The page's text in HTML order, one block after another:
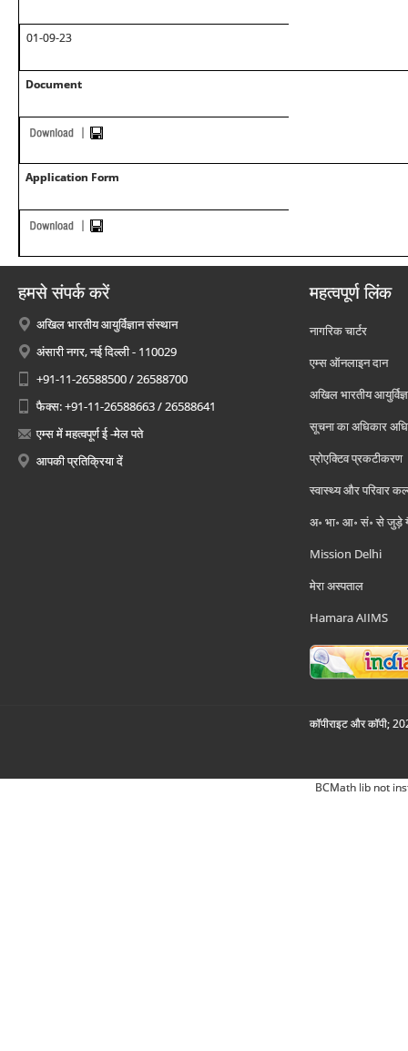
01-09-23
Document
Application Form
हमसे संपर्क करें
अखिल भारतीय आयुर्विज्ञान संस्थान
अंसारी नगर, नई दिल्ली - 110029
+91-11-26588500 / 26588700
फैक्स: +91-11-26588663 / 26588641
एम्स में महत्वपूर्ण ई -मेल पते
आपकी प्रतिक्रिया दें
महत्वपूर्ण लिंक
नागरिक चार्टर
एम्स ऑनलाइन दान
अखिल भारतीय
सूचना का अधिकार
प्रोएक्टिव प्रकटीकरण
स्वास्थ्य और परिवार
अ॰ भा॰ आ॰ सं॰ से जुड़े
Mission Delhi
मेरा अस्पताल
Hamara AIIMS
कॉपीराइट और कॉपी;
BCMath lib not